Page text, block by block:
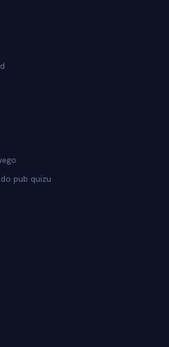
pub quizu